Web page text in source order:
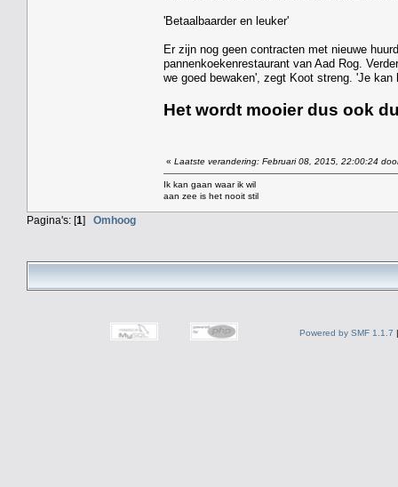
'Betaalbaarder en leuker'
Er zijn nog geen contracten met nieuwe
pannenkoekenrestaurant van Aad Rog.
we goed bewaken', zegt Koot streng. 'Je
Het wordt mooier dus ook
« Laatste verandering: Februari 08, 2015, 22:00:24
Ik kan gaan waar ik wil
aan zee is het nooit stil
Pagina's: [1] Omhoog
Powered by SMF 1.1.7